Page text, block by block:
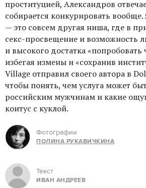
проституцией, Александров
собирается конкурировать
— это совсем другая ниша, где в
секс-просвещение и возможность
и высокого достатка «попробовать
избегая измены и «сохранив
Village отправил своего автора в
чтобы понять, чем услуга может
российским мужчинам и какие
коитус с куклой.
Фотографии
ПОЛИНА РУКАВИЧКИНА
Текст
ИВАН АНДРЕЕВ